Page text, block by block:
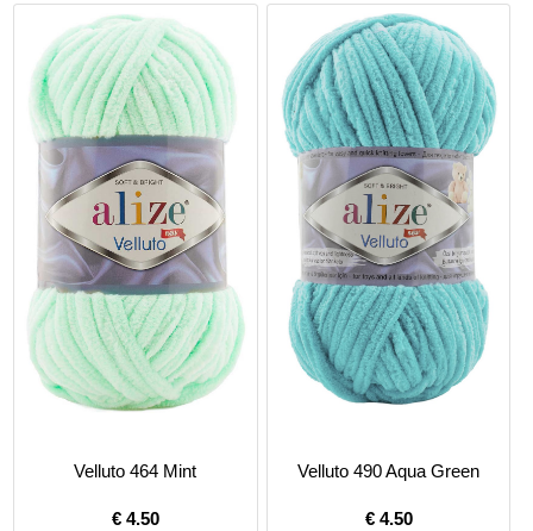
Velluto 464 Mint
€ 4.50
Velluto 490 Aqua Green
€ 4.50